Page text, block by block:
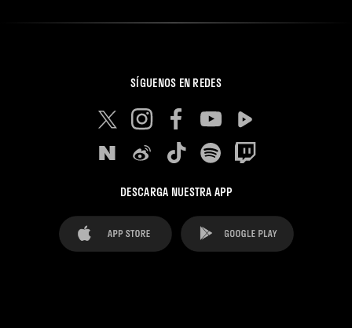
SÍGUENOS EN REDES
DESCARGA NUESTRA APP